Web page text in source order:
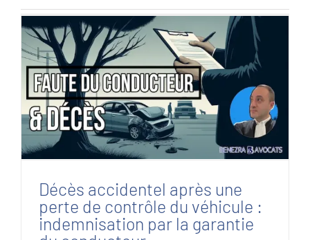
Décès accidentel après une perte de
contrôle du véhicule : indemnisation par la
garantie du conducteur
Décès accidentel après une
perte de contrôle du véhicule :
indemnisation par la garantie